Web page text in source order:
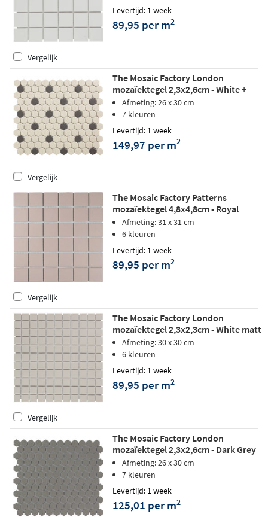
Levertijd: 1 week
89,95 per m2
Vergelijk
The Mosaic Factory London
mozaïektegel 2,3x2,6cm - White +
Black matt
Afmeting: 26 x 30 cm
7 kleuren
Levertijd: 1 week
149,97 per m2
Vergelijk
The Mosaic Factory Patterns
mozaïektegel 4,8x4,8cm - Royal
Peach
Afmeting: 31 x 31 cm
6 kleuren
Levertijd: 1 week
89,95 per m2
Vergelijk
The Mosaic Factory London
mozaïektegel 2,3x2,3cm - White matt
Afmeting: 30 x 30 cm
6 kleuren
Levertijd: 1 week
89,95 per m2
Vergelijk
The Mosaic Factory London
mozaïektegel 2,3x2,6cm - Dark Grey
mattAfmeting: 26 x 30 cm
7 kleuren
Levertijd: 1 week
125,01 per m2